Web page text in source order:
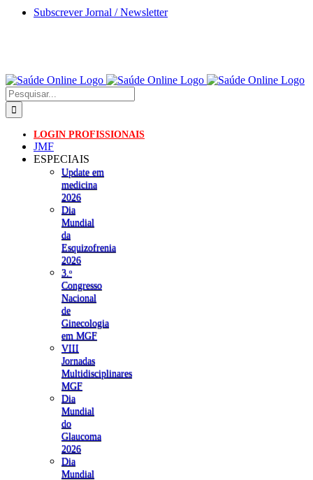
Skip
Subscrever Jornal / Newsletter
Pesquisar
LOGIN PROFISSIONAIS
JMF
ESPECIAIS
Update em
medicina
2026
Dia
Mundial
da
Esquizofrenia
2026
3.ᵒ
Congresso
Nacional
de
Ginecologia
em MGF
VIII
Jornadas
Multidisciplinares
MGF
Dia
Mundial
do
Glaucoma
2026
Dia
Mundial